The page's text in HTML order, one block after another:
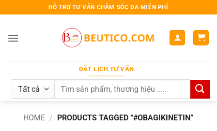
qua
dung
HỖ TRỢ TƯ VẤN CHĂM SÓC DA MIỄN PHÍ
ĐẶT LỊCH TƯ VẤN
Search
HOME / PRODUCTS TAGGED “#OBAGIKINETIN”